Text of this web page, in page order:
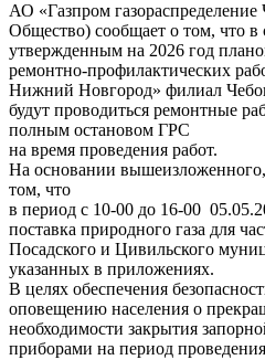
АО «Газпром газораспределение
Общество) сообщает о том, что в
утвержденным на 2026 год
ремонтно-профилактических
Нижний Новгород» филиал
будут проводиться ремонтные
полным остановом ГРС
на время проведения работ.
На основании
том, что
в период с 10-00 до 16-00
поставка природного газа для
Посадского и Цивильского
указанных в приложениях.
В целях обеспечения
оповещению населения о
необходимости закрытия
приборами на период